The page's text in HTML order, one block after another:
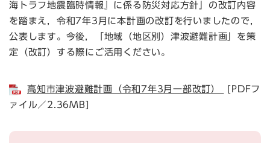
海トラフ地震臨時情報』に係る防災対応方針」の改訂内容
を踏まえ，令和7年3月に本計画の改訂を行いましたので，
公表します。今後，「地域（地区別）津波避難計画」を策
定（改訂）する際にご活用ください。
高知市津波避難計画（令和7年3月一部改訂）
[PDFフ
ァイル／2.36MB]